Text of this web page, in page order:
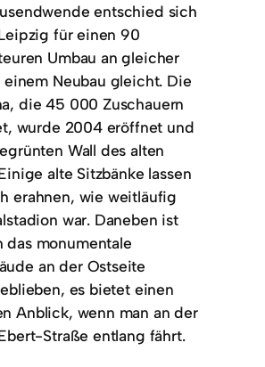
entschied sich
für einen 90
Umbau an gleicher
einem Neubau gleicht. Die
die 45 000 Zuschauern
wurde 2004 eröffnet und
Wall des alten
alte Sitzbänke lassen
erahnen, wie weitläufig
war. Daneben ist
das monumentale
an der Ostseite
es bietet einen
Anblick, wenn man an der
Straße entlang fährt.